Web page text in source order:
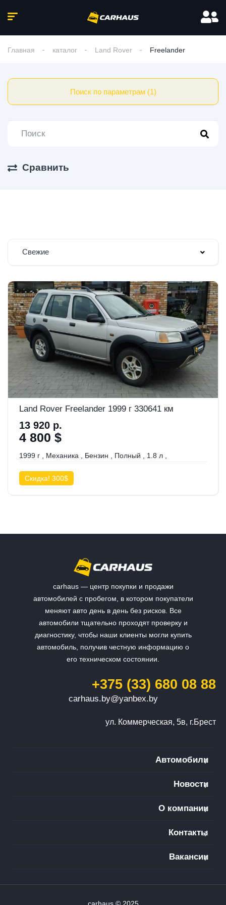
Главная каталог Land Rover Freelander
Поиск по параметрам (1)
Сравнить
Свежие
Land Rover Freelander 1999 г 330641 км
13 920 р.
4 800 $
1999 г Механика Бензин Полный 1.8 л
Скидка! 300$
carhaus — центр покупки и продажи
автомобилей с пробегом, в котором покупатели
меняют авто день в день без рисков. Все
автомобили тщательно проходят проверку и
диагностику, чтобы наши клиенты могли купить
автомобиль, получив честную информацию о
его техническом состоянии.
+375 (33) 680 08 88
carhaus.by@yanbex.by
ул. Коммерческая, 5в, г.Брест
Автомобили
Новости
О компании
Контакты
Вакансии